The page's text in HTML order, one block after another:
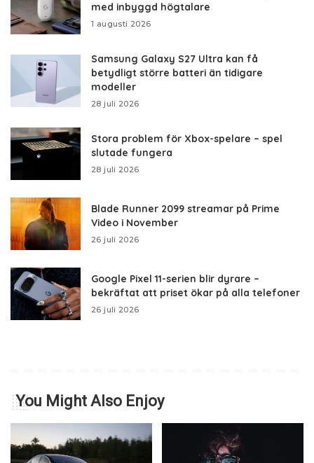
med inbyggd högtalare
1 augusti 2026
Samsung Galaxy S27 Ultra kan få
betydligt större batteri än tidigare
modeller
28 juli 2026
Stora problem för Xbox-spelare – spel
slutade fungera
28 juli 2026
Blade Runner 2099 streamar på Prime
Video i November
26 juli 2026
Google Pixel 11-serien blir dyrare –
bekräftat att priset ökar på alla telefoner
26 juli 2026
You Might Also Enjoy